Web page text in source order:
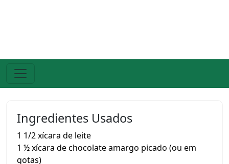
Ingredientes Usados
1 1/2 xícara de leite
1 ½ xícara de chocolate amargo picado (ou em
gotas)